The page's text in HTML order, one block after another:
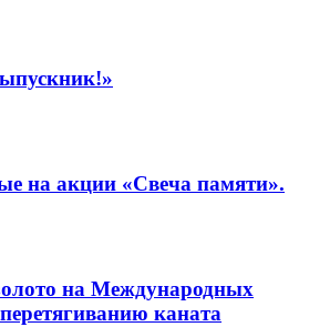
на акции «Свеча памяти».
на Международных
каната